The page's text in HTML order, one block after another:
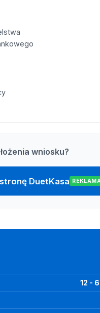
wniosku?
DuetKasa
12 -